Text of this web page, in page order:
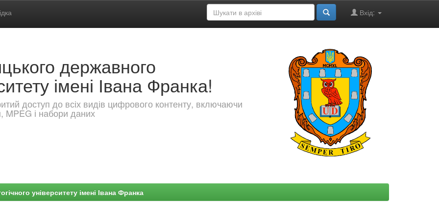
Вхід:
державного
імені Івана Франка!
доступ до всіх видів цифрового контенту, включаючи
MPEG і набори даних
університету імені Івана Франка